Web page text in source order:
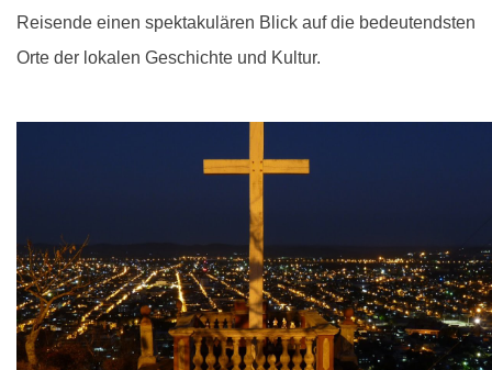
Reisende einen spektakulären Blick auf die bedeutendsten
Orte der lokalen Geschichte und Kultur.